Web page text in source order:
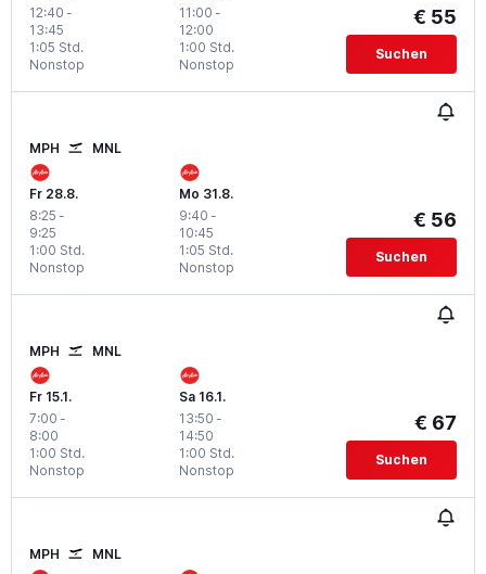
12:40 -
13:45
Nonstop
1:05 Std.
11:00 -
12:00
Nonstop
1:00 Std.
€ 55
Suchen
MPH MNL
Fr 28.8.
8:25 -
9:25
Nonstop
1:00 Std.
Mo 31.8.
9:40 -
10:45
Nonstop
1:05 Std.
€ 56
Suchen
MPH MNL
Fr 15.1.
7:00 -
8:00
Nonstop
1:00 Std.
Sa 16.1.
13:50 -
14:50
Nonstop
1:00 Std.
€ 67
Suchen
MPH MNL